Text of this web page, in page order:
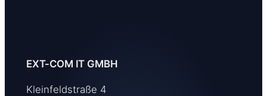
EXT-COM IT GMBH
Kleinfeldstraße 4